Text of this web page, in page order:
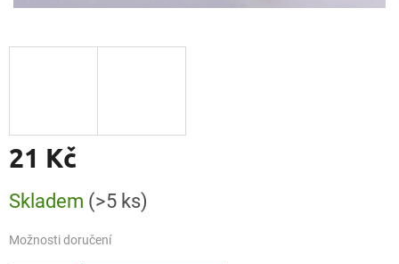
21 Kč
cena:
Skladem (>5 ks)
Možnosti doručení